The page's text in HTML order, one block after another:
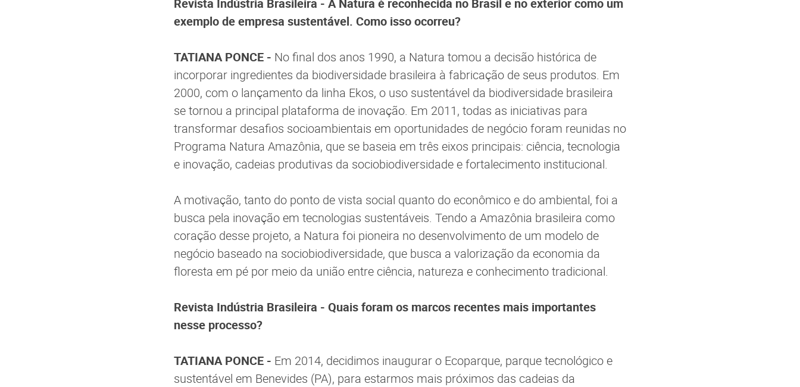
exemplo de empresa sustentável. Como isso ocorreu?
TATIANA PONCE - No final dos anos 1990, a Natura tomou a decisão histórica de
incorporar ingredientes da biodiversidade brasileira à fabricação de seus produtos. Em
2000, com o lançamento da linha Ekos, o uso sustentável da biodiversidade brasileira
se tornou a principal plataforma de inovação. Em 2011, todas as iniciativas para
transformar desafios socioambientais em oportunidades de negócio foram reunidas no
Programa Natura Amazônia, que se baseia em três eixos principais: ciência, tecnologia
e inovação, cadeias produtivas da sociobiodiversidade e fortalecimento institucional.
A motivação, tanto do ponto de vista social quanto do econômico e do ambiental, foi a
busca pela inovação em tecnologias sustentáveis. Tendo a Amazônia brasileira como
coração desse projeto, a Natura foi pioneira no desenvolvimento de um modelo de
negócio baseado na sociobiodiversidade, que busca a valorização da economia da
floresta em pé por meio da união entre ciência, natureza e conhecimento tradicional.
Revista Indústria Brasileira - Quais foram os marcos recentes mais importantes
nesse processo?
TATIANA PONCE - Em 2014, decidimos inaugurar o Ecoparque, parque tecnológico e
sustentável em Benevides (PA), para estarmos mais próximos das cadeias da